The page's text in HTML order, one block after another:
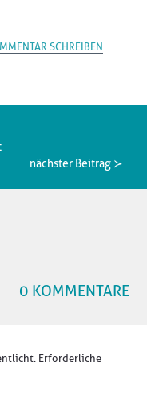
SCHREIBEN
nächster Beitrag ≻
0 KOMMENTARE
Erforderliche